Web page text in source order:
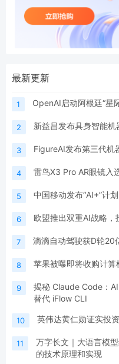
最新更新
1 OpenAI启动阿根廷“星
2 新益昌发布具身智能
3 FigureAI发布第三代机
4 雷鸟X3 Pro AR眼镜入
5 中国移动发布“AI+”计
6 欧盟推出双重AI战略，
7 滴滴自动驾驶获D轮20
8 苹果被曝即将收购计
9
揭秘 Claude Code：
替代 iFlow CLI
10 英伟达黄仁勋证实投
11
万字长文｜大语言模
的技术原理和实现